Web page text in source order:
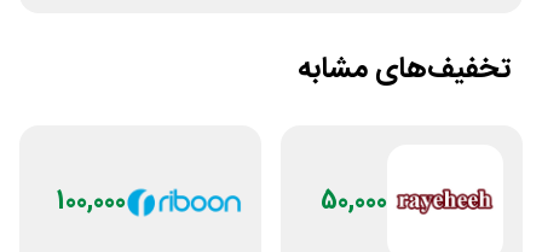
تخفیف‌های مشابه
50,000
100,000